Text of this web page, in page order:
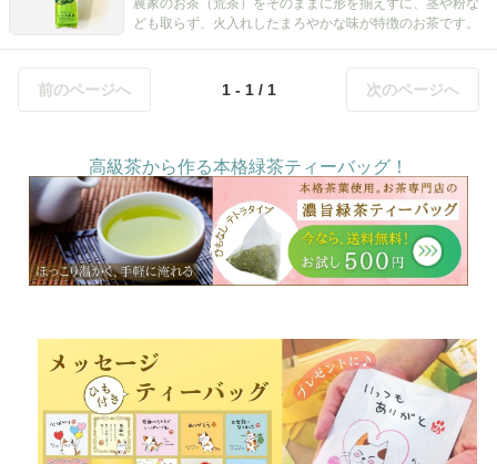
農家のお茶（荒茶）をそのままに形を揃えずに、茎や粉な
ども取らず、火入れしたまろやかな味が特徴のお茶です。
前のページへ 1 - 1 / 1 次のページへ
高級茶から作る本格緑茶ティーバッグ！